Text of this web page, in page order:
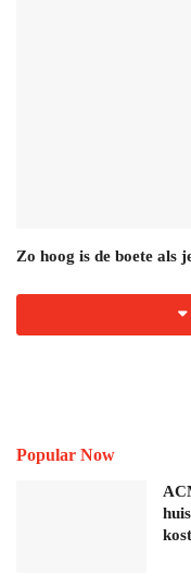
Zo hoog is de boete als
Popular Now